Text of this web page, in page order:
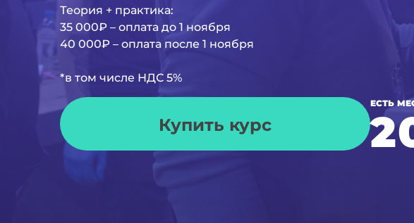
Теория + практика:
35 000₽ – оплата до 1 ноября
40 000₽ – оплата после 1 ноября
*в том числе НДС 5%
Купить курс
ЕСТЬ